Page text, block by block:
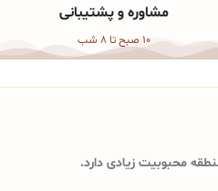
مشاوره و پشتیبانی
10 صبح تا 8 شب
محبوبیت زیادی دارد.